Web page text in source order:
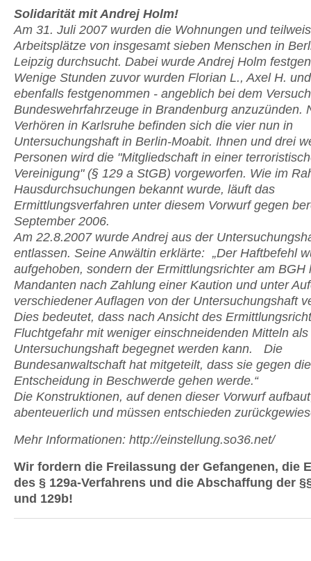
Solidarität mit Andrej Holm!
Am 31. Juli 2007 wurden die Wohnungen und
Arbeitsplätze von insgesamt sieben Menschen in
Leipzig durchsucht. Dabei wurde Andrej Holm
Wenige Stunden zuvor wurden Florian L., Axel H.
ebenfalls festgenommen - angeblich bei dem
Bundeswehrfahrzeuge in Brandenburg anzuzünden.
Verhören in Karlsruhe befinden sich die vier nun in
Untersuchungshaft in Berlin-Moabit. Ihnen und drei
Personen wird die "Mitgliedschaft in einer
Vereinigung" (§ 129 a StGB) vorgeworfen. Wie im
Hausdurchsuchungen bekannt wurde, läuft das
Ermittlungsverfahren unter diesem Vorwurf gegen
September 2006.
Am 22.8.2007 wurde Andrej aus der
entlassen. Seine Anwältin erklärte: „Der Haftbefehl
aufgehoben, sondern der Ermittlungsrichter am BGH
Mandanten nach Zahlung einer Kaution und unter
verschiedener Auflagen von der Untersuchungshaft
Dies bedeutet, dass nach Ansicht des
Fluchtgefahr mit weniger einschneidenden Mitteln als
Untersuchungshaft begegnet werden kann. Die
Bundesanwaltschaft hat mitgeteilt, dass sie gegen
Entscheidung in Beschwerde gehen werde.“
Die Konstruktionen, auf denen dieser Vorwurf
abenteuerlich und müssen entschieden
Mehr Informationen: http://einstellung.so36.net/
Wir fordern die Freilassung der Gefangenen, die
des § 129a-Verfahrens und die Abschaffung der
und 129b!